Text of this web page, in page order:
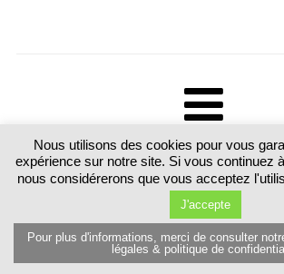
Tous droits réservés. Martine Luttringer 15 route de
Schalbach. France T.+33 (0)6 89 77
Nous utilisons des cookies pour vous
expérience sur notre site. Si vous continuez
nous considérerons que vous acceptez
J'accepte
Pour plus d'informations, merci de consulter
légales & politique de